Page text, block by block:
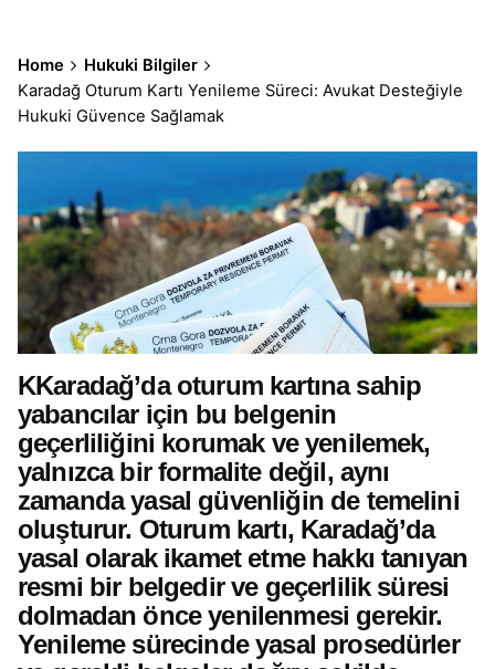
Home
Hukuki Bilgiler
Karadağ Oturum Kartı Yenileme Süreci: Avukat Desteğiyle
Hukuki Güvence Sağlamak
KKaradağ’da oturum kartına sahip
yabancılar için bu belgenin
geçerliliğini korumak ve yenilemek,
yalnızca bir formalite değil, aynı
zamanda yasal güvenliğin de temelini
oluşturur. Oturum kartı, Karadağ’da
yasal olarak ikamet etme hakkı tanıyan
resmi bir belgedir ve geçerlilik süresi
dolmadan önce yenilenmesi gerekir.
Yenileme sürecinde yasal prosedürler